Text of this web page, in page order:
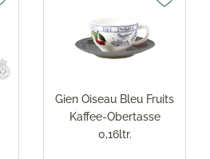
Gien Oiseau Bleu Fruits
Kaffee-Obertasse
0,16ltr.